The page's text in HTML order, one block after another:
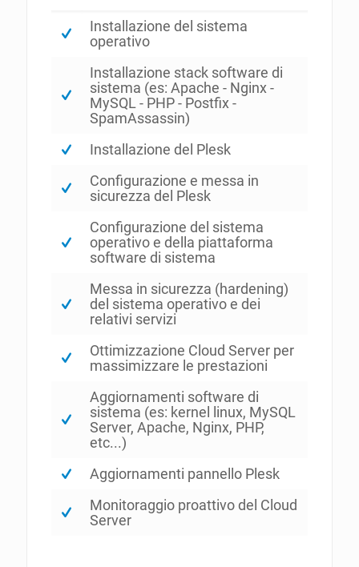
Installazione del sistema
operativo
Installazione stack software di
sistema (es: Apache - Nginx -
MySQL - PHP - Postfix -
SpamAssassin)
Installazione del Plesk
Configurazione e messa in
sicurezza del Plesk
Configurazione del sistema
operativo e della piattaforma
software di sistema
Messa in sicurezza (hardening)
del sistema operativo e dei
relativi servizi
Ottimizzazione Cloud Server per
massimizzare le prestazioni
Aggiornamenti software di
sistema (es: kernel linux, MySQL
Server, Apache, Nginx, PHP,
etc...)
Aggiornamenti pannello Plesk
Monitoraggio proattivo del Cloud
Server